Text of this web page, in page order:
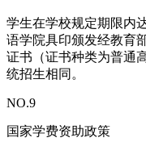
学生在学校规定期限内
语学院具印颁发经教育
证书（证书种类为普通
统招生相同。
NO.9
国家学费资助政策